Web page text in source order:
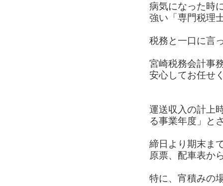
病気になった時
強い「専門税理
税務と一口に言
宮崎税務会計事
安心してお任せ
運送収入の計上
る事業年度」と
締日より期末ま
原票、配車表か
特に、宵積みの